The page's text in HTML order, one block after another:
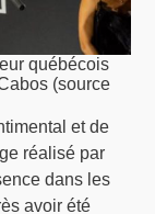
québécois
(source
et de
réalisé par
dans les
avoir été